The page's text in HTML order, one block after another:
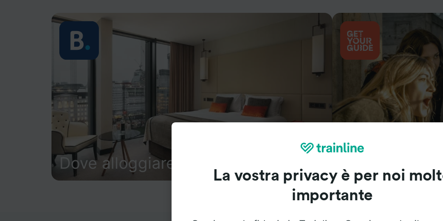
Dove alloggiare
La vostra privacy è per noi
importante